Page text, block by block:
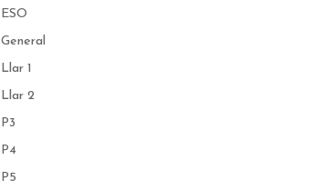
ESO
General
Llar 1
Llar 2
P3
P4
P5